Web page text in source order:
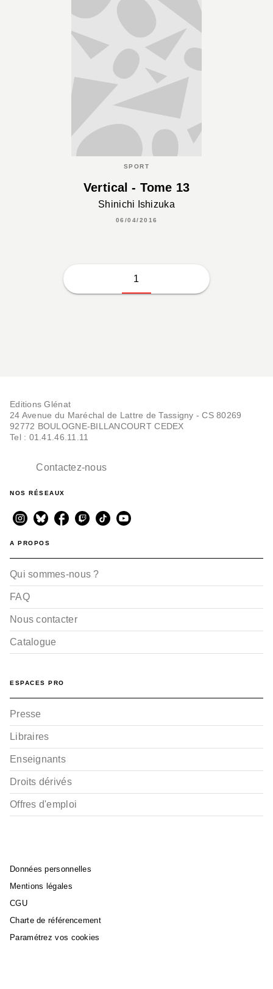
SPORT
Vertical - Tome 13
Shinichi Ishizuka
06/04/2016
1
Editions Glénat
24 Avenue du Maréchal de Lattre de Tassigny - CS 80269
92772 BOULOGNE-BILLANCOURT CEDEX
Tel : 01.41.46.11.11
Contactez-nous
NOS RÉSEAUX
A PROPOS
Qui sommes-nous ?
FAQ
Nous contacter
Catalogue
ESPACES PRO
Presse
Libraires
Enseignants
Droits dérivés
Offres d'emploi
Données personnelles
Mentions légales
CGU
Charte de référencement
Paramétrez vos cookies